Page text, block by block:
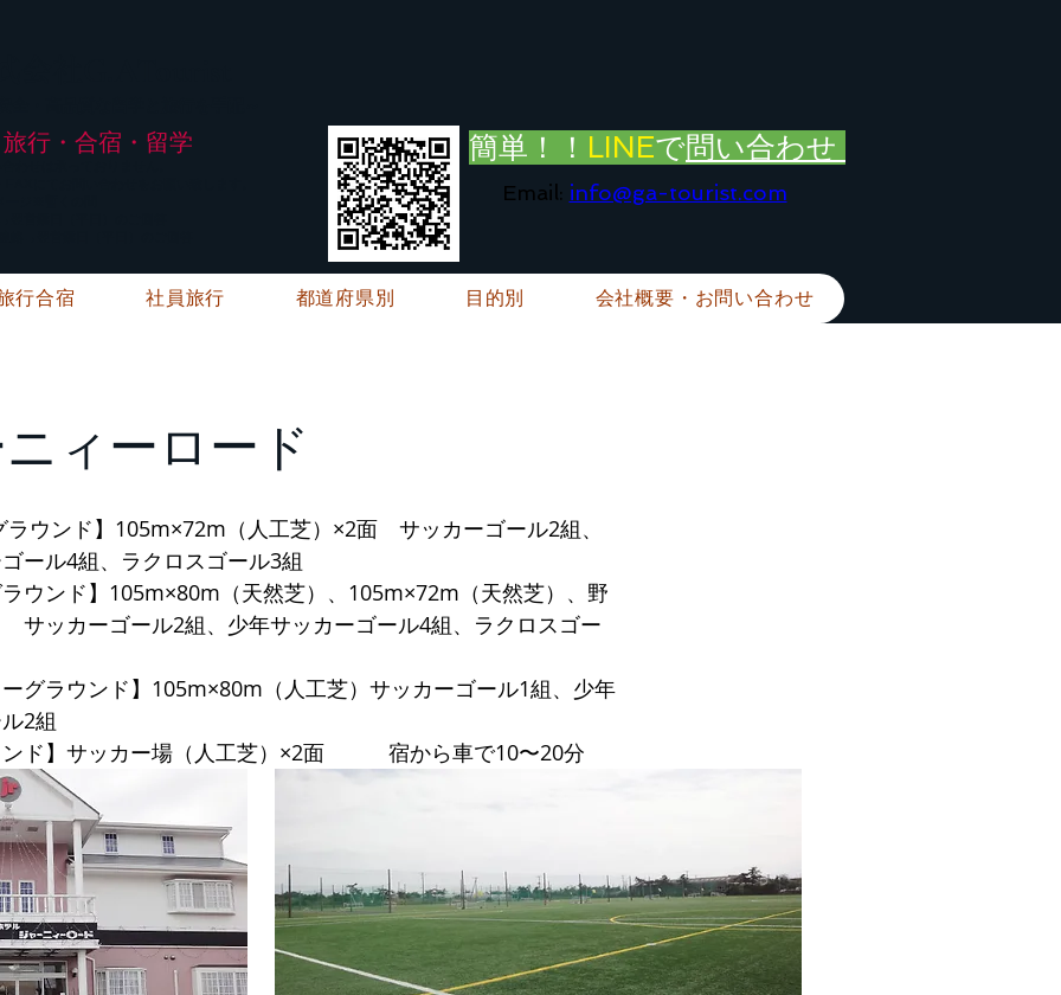
旅行・合宿・留学 簡単！！ LINEで問い合わせ
Email: info@ga-tourist.com
行合宿 社員旅行 都道府県別 目的別 会社概要・お問い合わせ
ィーロード
ラウンド】105m×72m（人工芝）×2面 サッカーゴール2組、
ール4組、ラクロスゴール3組
ウンド】105m×80m（天然芝）、105m×72m（天然芝）、野
サッカーゴール2組、少年サッカーゴール4組、ラクロスゴー
グラウンド】105m×80m（人工芝）サッカーゴール1組、少年
2組
ンド】サッカー場（人工芝）×2面 宿から車で10〜20分